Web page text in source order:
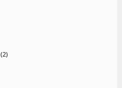
(2)